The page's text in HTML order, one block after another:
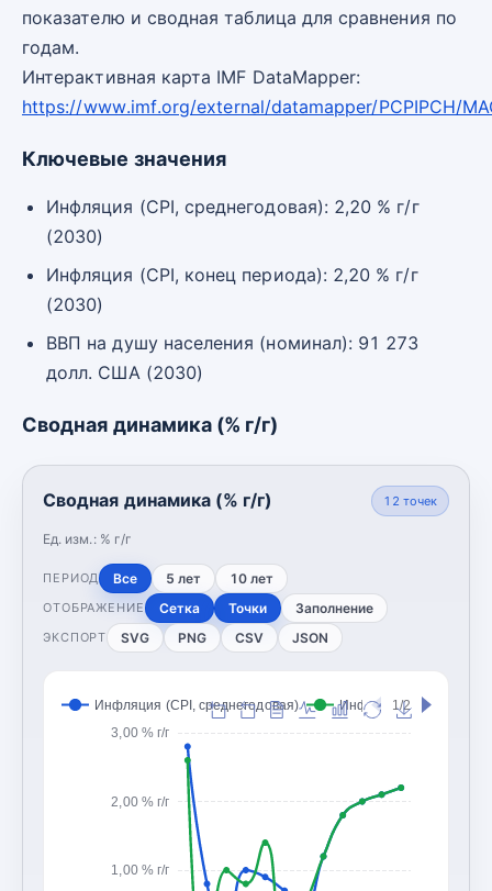
показателю и сводная таблица для сравнения по
годам.
Интерактивная карта IMF DataMapper:
https://www.imf.org/external/datamapper/PCPIPCH/
Ключевые значения
Инфляция (CPI, среднегодовая): 2,20 % г/г
(2030)
Инфляция (CPI, конец периода): 2,20 % г/г
(2030)
ВВП на душу населения (номинал): 91 273
долл. США (2030)
Сводная динамика (% г/г)
Сводная динамика (% г/г)
Ед. изм.: % г/г
12 точек
ПЕРИОД Все 5 лет 10 лет
ОТОБРАЖЕНИЕ Сетка Точки Заполнение
ЭКСПОРТ SVG PNG CSV JSON
1,00 % г/г
2,00 % г/г
3,00 % г/г
Инфляция (CPI, среднегодовая) Инфляция (CPI, конец
1/2